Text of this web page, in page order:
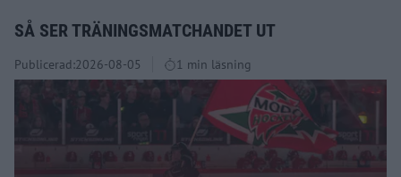
SÅ SER TRÄNINGSMATCHANDET UT
Publicerad:2026-08-05 1 min läsning